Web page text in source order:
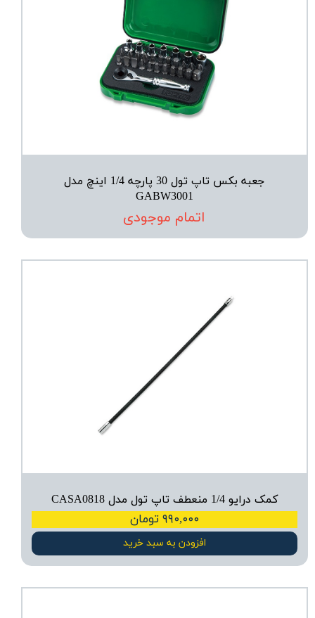
جعبه بکس تاپ تول 30 پارچه 1/4 اینچ مدل
GABW3001
اتمام موجودی
کمک درایو 1/4 منعطف تاپ تول مدل CASA0818
۹۹۰,۰۰۰ تومان
افزودن به سبد خرید